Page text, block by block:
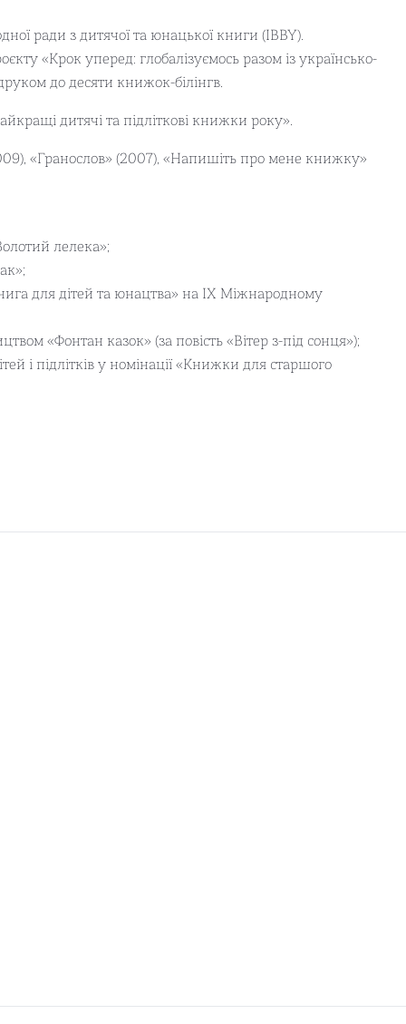
ради з дитячої та юнацької книги (IBBY).
«Крок уперед: глобалізуємось разом із українсько-
до десяти книжок-білінгв.
дитячі та підліткові книжки року».
«Гранослов» (2007), «Напишіть про мене книжку»
лелека»;
для дітей та юнацтва» на IX Міжнародному
«Фонтан казок» (за повість «Вітер з-під сонця»);
і підлітків у номінації «Книжки для старшого